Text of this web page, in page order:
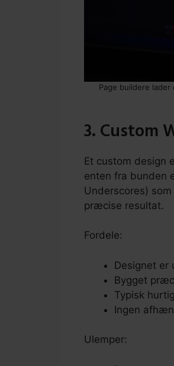
Page buildere
3. Custom
Et custom design
enten fra bunden
Underscores)
præcise resultat.
Fordele:
Designet er
Bygget
Typisk
Ingen
Ulemper: